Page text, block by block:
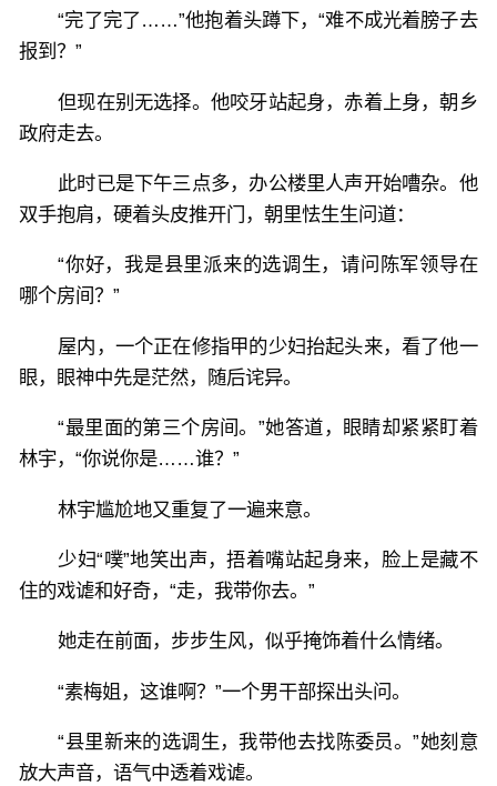
“完了完了……”他抱着头蹲下，“难不成光着膀子去
报到？”
但现在别无选择。他咬牙站起身，赤着上身，朝乡
政府走去。
此时已是下午三点多，办公楼里人声开始嘈杂。他
双手抱肩，硬着头皮推开门，朝里怯生生问道：
“你好，我是县里派来的选调生，请问陈军领导在
哪个房间？”
屋内，一个正在修指甲的少妇抬起头来，看了他一
眼，眼神中先是茫然，随后诧异。
“最里面的第三个房间。”她答道，眼睛却紧紧盯着
林宇，“你说你是……谁？”
林宇尴尬地又重复了一遍来意。
少妇“噗”地笑出声，捂着嘴站起身来，脸上是藏不
住的戏谑和好奇，“走，我带你去。”
她走在前面，步步生风，似乎掩饰着什么情绪。
“素梅姐，这谁啊？”一个男干部探出头问。
“县里新来的选调生，我带他去找陈委员。”她刻意
放大声音，语气中透着戏谑。